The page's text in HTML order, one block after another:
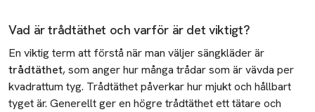
Hänga gardiner
Picknicktips
Vad är trådtäthet och varför är det viktigt?
En viktig term att förstå när man väljer sängkläder är
trådtäthet, som anger hur många trådar som är vävda per
kvadrattum tyg. Trådtäthet påverkar hur mjukt och hållbart
tyget är. Generellt ger en högre trådtäthet ett tätare och